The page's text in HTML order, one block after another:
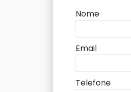
Nome
Email
Telefone